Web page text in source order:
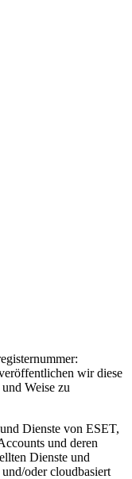
wir diese
Weise zu
Dienste von ESET,
und deren
Dienste und
oder cloudbasiert